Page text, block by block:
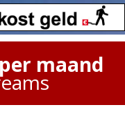
per maand